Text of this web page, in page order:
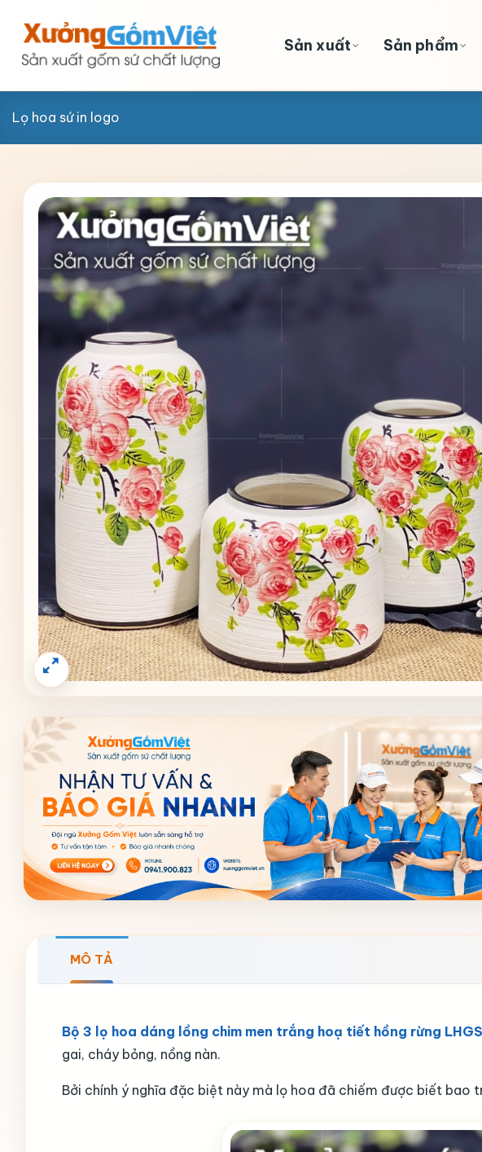
content
Sản xuất Sản phẩm
Lọ hoa sứ in logo
MÔ TẢ
Bộ 3 lọ hoa dáng lồng chim men trắng hoạ tiết hồng rừng
gai, cháy bỏng, nồng nàn.
Bởi chính ý nghĩa đặc biệt này mà lọ hoa đã chiếm được biết bao